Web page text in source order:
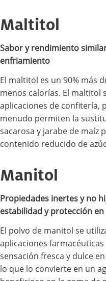
Maltitol
Sabor y rendimiento
enfriamiento
El maltitol es un 90% más
menos calorías. El maltitol
aplicaciones de confitería,
menudo permiten la
sacarosa y jarabe de maíz
contenido reducido de
Manitol
Propiedades inertes y no
estabilidad y protección
El polvo de manitol se
aplicaciones
sensación fresca y dulce
lo que lo convierte en un